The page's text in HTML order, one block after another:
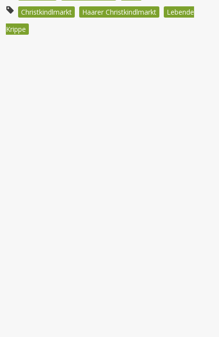
Christkindlmarkt
Haarer Christkindlmarkt
Lebende
Krippe